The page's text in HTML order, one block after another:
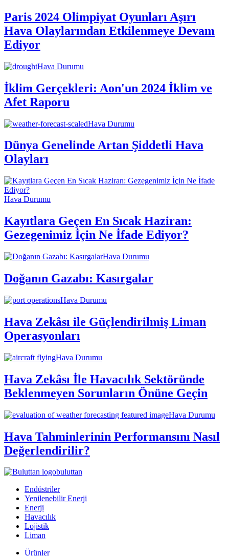
Paris 2024 Olimpiyat Oyunları Aşırı
Hava Olaylarından Etkilenmeye Devam
Ediyor
Hava Durumu
İklim Gerçekleri: Aon'un 2024 İklim ve
Afet Raporu
Hava Durumu
Dünya Genelinde Artan Şiddetli Hava
Olayları
Hava Durumu
Kayıtlara Geçen En Sıcak Haziran:
Gezegenimiz İçin Ne İfade Ediyor?
Hava Durumu
Doğanın Gazabı: Kasırgalar
Hava Durumu
Hava Zekâsı ile Güçlendirilmiş Liman
Operasyonları
Hava Durumu
Hava Zekâsı İle Havacılık Sektöründe
Beklenmeyen Sorunların Önüne Geçin
Hava Durumu
Hava Tahminlerinin Performansını Nasıl
Değerlendirilir?
buluttan
Endüstriler
Yenilenebilir Enerji
Enerji
Havacılık
Lojistik
Liman
Ürünler